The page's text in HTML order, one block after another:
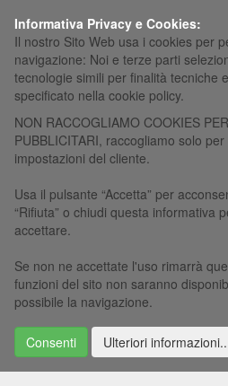
Informativa Privacy e Cookies:
Il nostro Sito Web usa i cookies per
navigazione: Noi e terze parti
tecnologie simili per finalità tecniche
specificato nella cookie policy.
NON RACCOGLIAMO COOKIES
PUBBLICITARI, raccogliamo solo
impostazioni del cliente.
Usa il pulsante “Accetta” per
“Rifiuta” o chiudi questa informativa
accettare.
Se non ne accettate l'uso rimarrà
funzioni del sito non saranno
possibile la navigazione.
Consenti Ulteriori